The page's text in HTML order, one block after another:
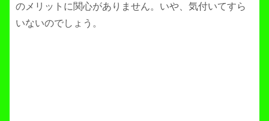
のメリットに関心がありません。いや、気付いてすら
いないのでしょう。